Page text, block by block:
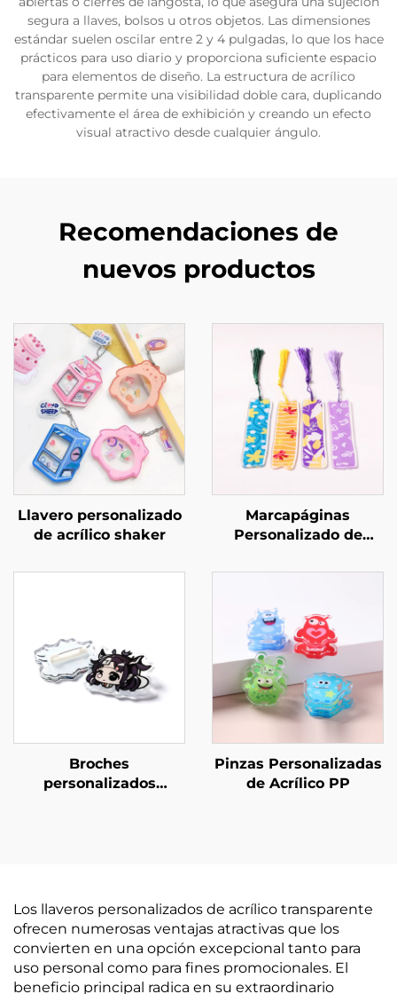
segura a llaves, bolsos u otros objetos. Las dimensiones
estándar suelen oscilar entre 2 y 4 pulgadas, lo que los hace
prácticos para uso diario y proporciona suficiente espacio
para elementos de diseño. La estructura de acrílico
transparente permite una visibilidad doble cara, duplicando
efectivamente el área de exhibición y creando un efecto
visual atractivo desde cualquier ángulo.
Recomendaciones de
nuevos productos
Llavero personalizado
de acrílico shaker
Marcapáginas
Personalizado de
Broches
personalizados
Pinzas Personalizadas
de Acrílico PP
Los llaveros personalizados de acrílico transparente
ofrecen numerosas ventajas atractivas que los
convierten en una opción excepcional tanto para
uso personal como para fines promocionales. El
beneficio principal radica en su extraordinario